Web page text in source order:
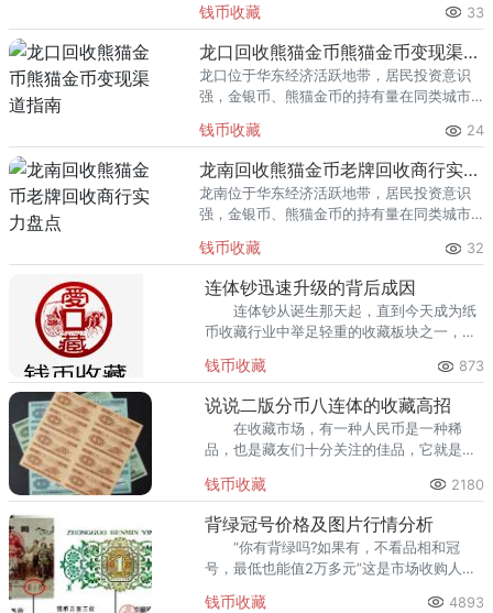
熊猫金币的需求就明显升温，但鱼龙混杂的
回收渠道里，能精准识别版别溢
钱币收藏 33
龙口回收熊猫金币熊猫金币变现渠道指南
龙口位于华东经济活跃地带，居民投资意识
强，金银币、熊猫金币的持有量在同类城市
熊猫金币的需求就明显升温，但鱼龙混杂的
回收渠道里，能精准识别版别溢
钱币收藏 24
龙南回收熊猫金币老牌回收商行实力盘点
龙南位于华东经济活跃地带，居民投资意识
强，金银币、熊猫金币的持有量在同类城市
熊猫金币的需求就明显升温，但鱼龙混杂的
回收渠道里，能精准识别版别溢
钱币收藏 32
连体钞迅速升级的背后成因
连体钞从诞生那天起，直到今天成为纸
币收藏行业中举足轻重的收藏板块之一，其
表现来看，连体钞的投资回报率是相当客观
的。
钱币收藏 873
说说二版分币八连体的收藏高招
在收藏市场，有一种人民币是一种稀
品，也是藏友们十分关注的佳品，它就是连
人民币是连接未分开的。
钱币收藏 2180
背绿冠号价格及图片行情分析
“你有背绿吗?如果有，不看品相和冠
号，最低也能值2万多元”这是市场收购人员
钱币收藏 4893